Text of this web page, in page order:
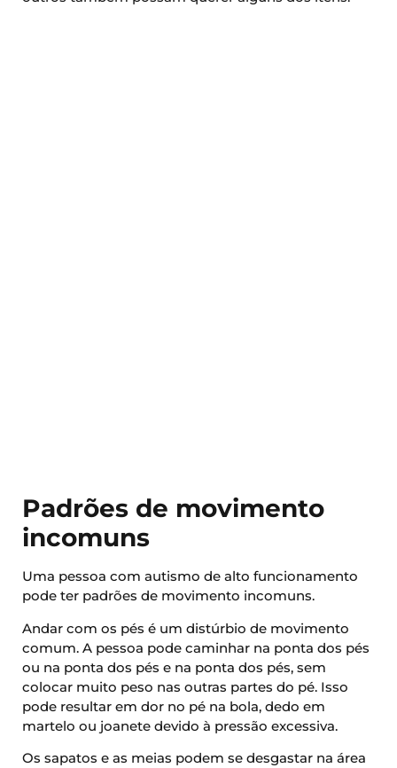
Padrões de movimento
incomuns
Uma pessoa com autismo de alto funcionamento
pode ter padrões de movimento incomuns.
Andar com os pés é um distúrbio de movimento
comum. A pessoa pode caminhar na ponta dos pés
ou na ponta dos pés e na ponta dos pés, sem
colocar muito peso nas outras partes do pé. Isso
pode resultar em dor no pé na bola, dedo em
martelo ou joanete devido à pressão excessiva.
Os sapatos e as meias podem se desgastar na área